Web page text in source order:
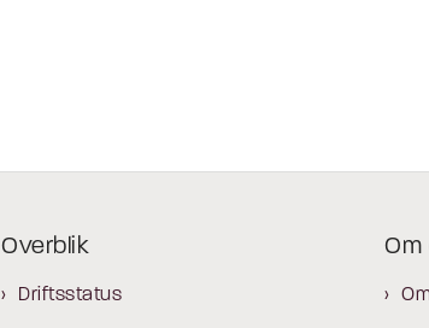
Overblik
Driftsstatus
Om